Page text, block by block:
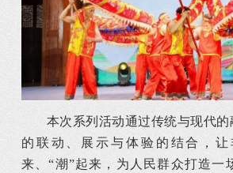
本次系列活动通过传统与现代
的联动、展示与体验的结合，让
来、“潮”起来，为人民群众打造一